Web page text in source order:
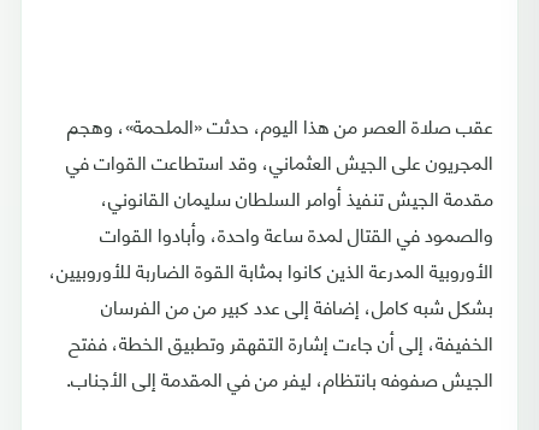
عقب صلاة العصر من هذا اليوم، حدثت «الملحمة»، وهجم
المجريون على الجيش العثماني، وقد استطاعت القوات في
مقدمة الجيش تنفيذ أوامر السلطان سليمان القانوني،
والصمود في القتال لمدة ساعة واحدة، وأبادوا القوات
الأوروبية المدرعة الذين كانوا بمثابة القوة الضاربة للأوروبيين،
بشكل شبه كامل، إضافة إلى عدد كبير من من الفرسان
الخفيفة، إلى أن جاءت إشارة التقهقر وتطبيق الخطة، ففتح
الجيش صفوفه بانتظام، ليفر من في المقدمة إلى الأجناب.